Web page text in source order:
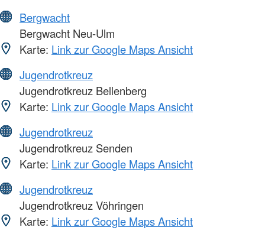
Bergwacht
Bergwacht Neu-Ulm
Karte: Link zur Google Maps Ansicht
Jugendrotkreuz
Jugendrotkreuz Bellenberg
Karte: Link zur Google Maps Ansicht
Jugendrotkreuz
Jugendrotkreuz Senden
Karte: Link zur Google Maps Ansicht
Jugendrotkreuz
Jugendrotkreuz Vöhringen
Karte: Link zur Google Maps Ansicht